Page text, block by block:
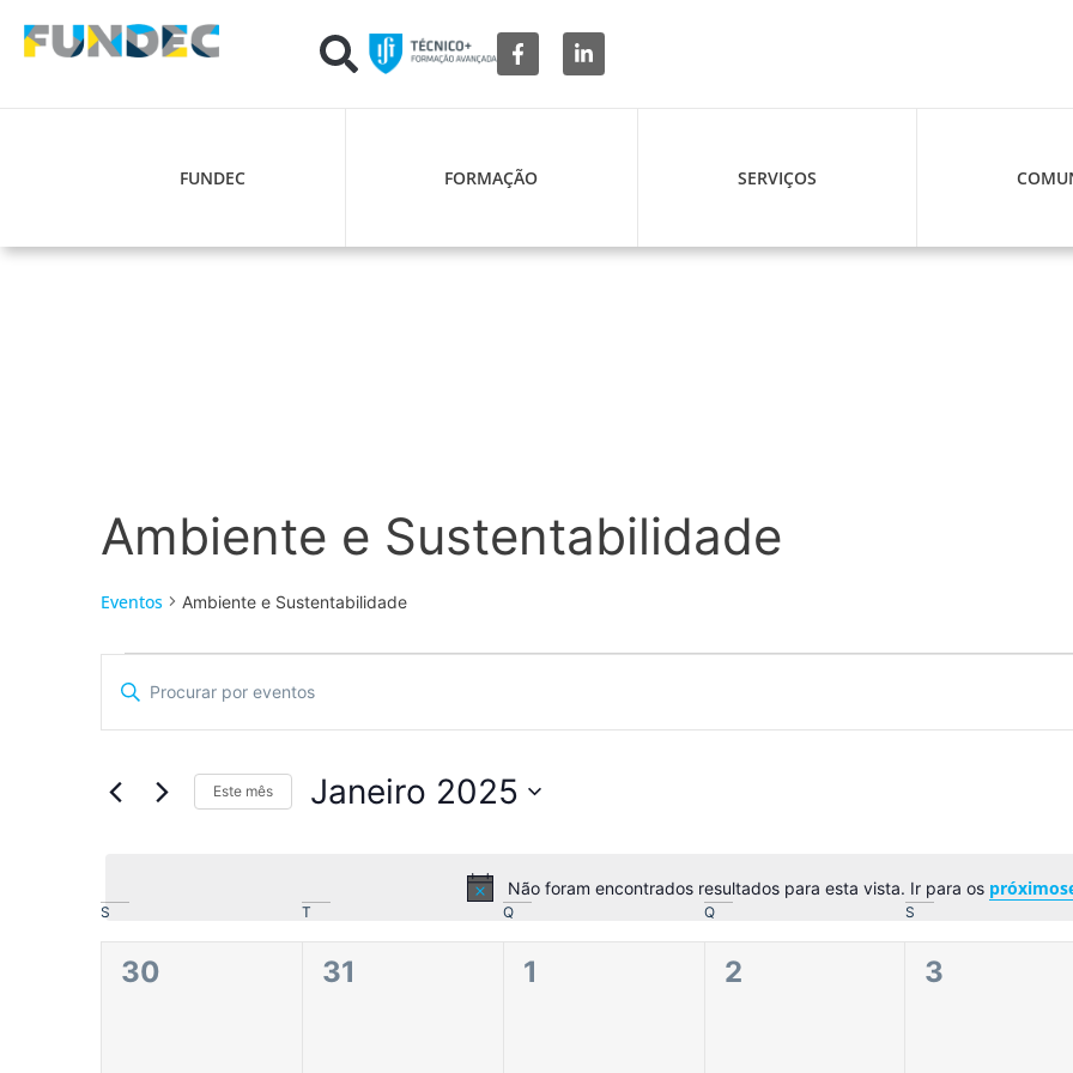
FUNDEC FORMAÇÃO SERVIÇOS
Ambiente e Sustentabilidade
Eventos Ambiente e Sustentabilidade
Aviso
Não foram encontrados resultados para esta vista. Ir para os
Navegação
de
pesquisa
e
de
Eventos
Digite
chave.
Eventos
Este mês Janeiro 2025
Calendário
de
S T Q Q S
0
30
0
31
0
1
0
2
0
3